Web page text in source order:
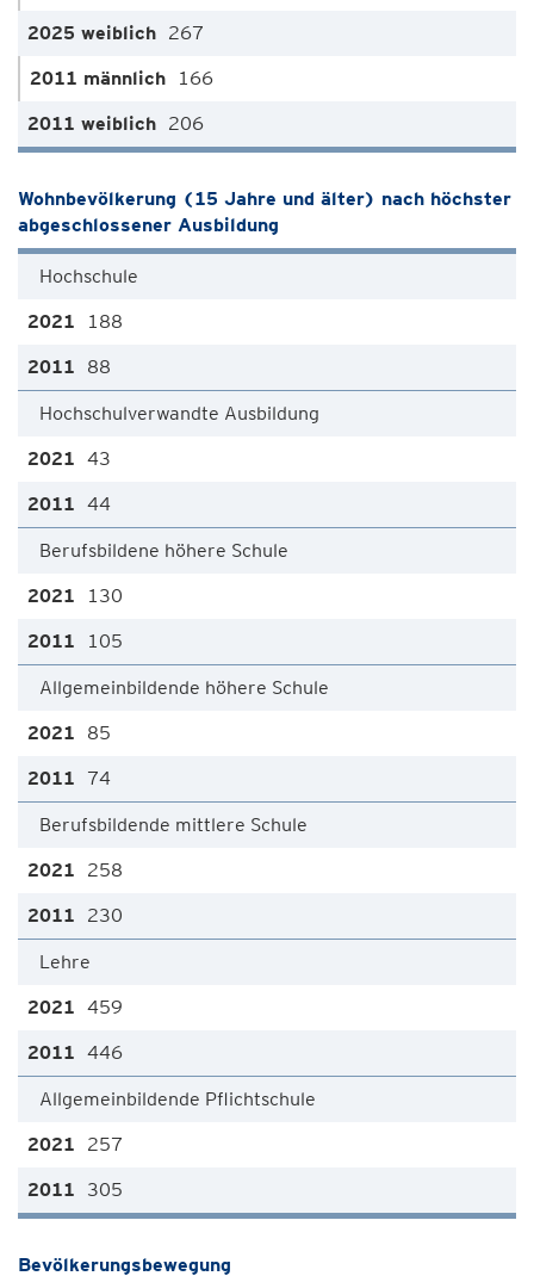
267
166
206
Wohnbevölkerung (15 Jahre und älter) nach höchster
abgeschlossener Ausbildung
Hochschule
188
88
Hochschulverwandte Ausbildung
43
44
Berufsbildene höhere Schule
130
105
Allgemeinbildende höhere Schule
85
74
Berufsbildende mittlere Schule
258
230
Lehre
459
446
Allgemeinbildende Pflichtschule
257
305
Bevölkerungsbewegung